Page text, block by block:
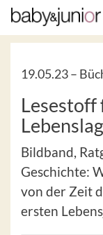
19.05.23 –
Lesestoff
Bildband,
Geschichte:
von der Zeit
ersten